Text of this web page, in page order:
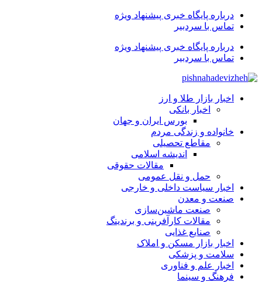
درباره پایگاه خبری پیشنهاد ویژه
تماس با سردبیر
درباره پایگاه خبری پیشنهاد ویژه
تماس با سردبیر
اخبار بازار طلا و ارز
اخبار بانکی
بورس ایران و جهان
خانواده و زندگی مردم
مقاطع تحصیلی
اندیشه اسلامی
مقالات حقوقی
حمل و نقل عمومی
اخبار سیاست داخلی و خارجی
صنعت و معدن
صنعت ماشین‌سازی
مقالات کارآفرینی و برندینگ
صنایع غذایی
اخبار بازار مسکن و املاک
سلامت و پزشکی
اخبار علم و فناوری
فرهنگ و سینما